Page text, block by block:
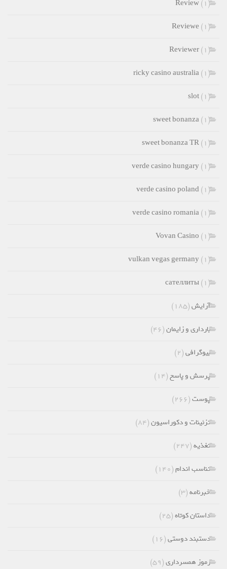
Review(1)
Reviewe (1)
Reviewer(1)
ricky casino australia (1)
slot(1)
sweet bonanza (1)
sweet bonanza TR(1)
verde casino hungary (1)
verde casino poland (1)
verde casino romania (1)
Vovan Casino (1)
vulkan vegas germany (1)
сателлиты(۱)
آرایش(۱۸۵)
بارداری و زایمان(۴۶)
بیوگرافی(۲)
پرسش و پاسخ(۱۴)
پوست(۲۶۶)
تزئینات و دکوراسیون(۸۴)
تغذیه(۲۴۷)
تناسب اندام(۱۴۰)
خبرنامه(۳)
داستان کوتاه(۲۵)
دستبند دوستی(۱۶)
رموز همسرداری(۵۹)